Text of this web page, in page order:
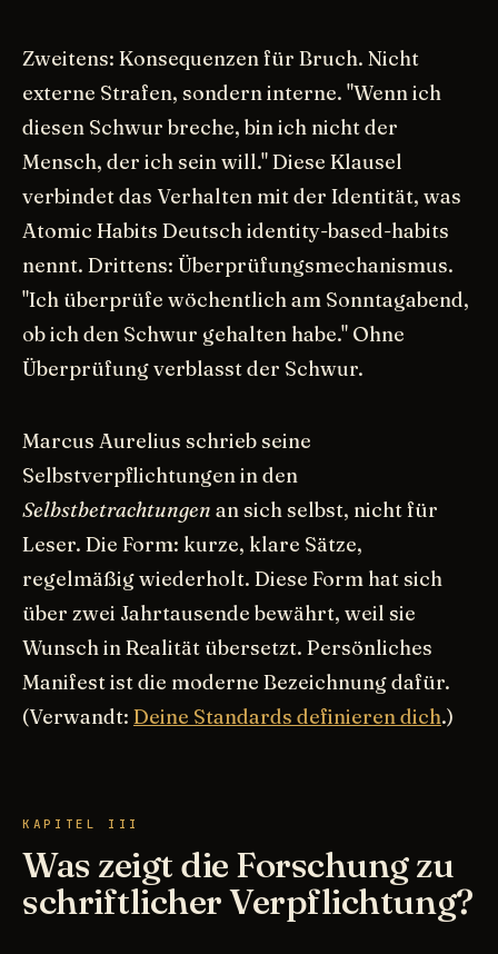
Zweitens: Konsequenzen für Bruch. Nicht
externe Strafen, sondern interne. "Wenn ich
diesen Schwur breche, bin ich nicht der
Mensch, der ich sein will." Diese Klausel
verbindet das Verhalten mit der Identität, was
Atomic Habits Deutsch identity-based-habits
nennt. Drittens: Überprüfungsmechanismus.
"Ich überprüfe wöchentlich am Sonntagabend,
ob ich den Schwur gehalten habe." Ohne
Überprüfung verblasst der Schwur.
Marcus Aurelius schrieb seine
Selbstverpflichtungen in den
Selbstbetrachtungen an sich selbst, nicht für
Leser. Die Form: kurze, klare Sätze,
regelmäßig wiederholt. Diese Form hat sich
über zwei Jahrtausende bewährt, weil sie
Wunsch in Realität übersetzt. Persönliches
Manifest ist die moderne Bezeichnung dafür.
(Verwandt: Deine Standards definieren dich.)
KAPITEL III
Was zeigt die Forschung zu
schriftlicher Verpflichtung?